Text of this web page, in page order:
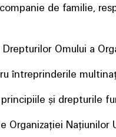
de familie,
Drepturilor Omului a
întreprinderile
și drepturile
Organizației